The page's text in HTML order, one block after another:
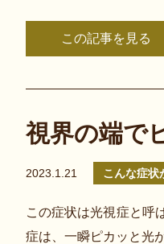
この記事を見る
視界の端で
2023.1.21 こんな症状
この症状は光視症と呼
症は、一瞬ピカッと光